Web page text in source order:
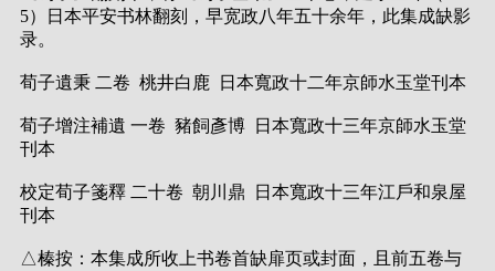
5）日本平安书林翻刻，早宽政八年五十余年，此集成缺影
录。
荀子遺秉 二卷 桃井白鹿 日本寬政十二年京師水玉堂刊本
荀子增注補遺 一卷 豬飼彥博 日本寬政十三年京師水玉堂
刊本
校定荀子箋釋 二十卷 朝川鼎 日本寬政十三年江戶和泉屋
刊本
△榛按：本集成所收上书卷首缺扉页或封面，且前五卷与